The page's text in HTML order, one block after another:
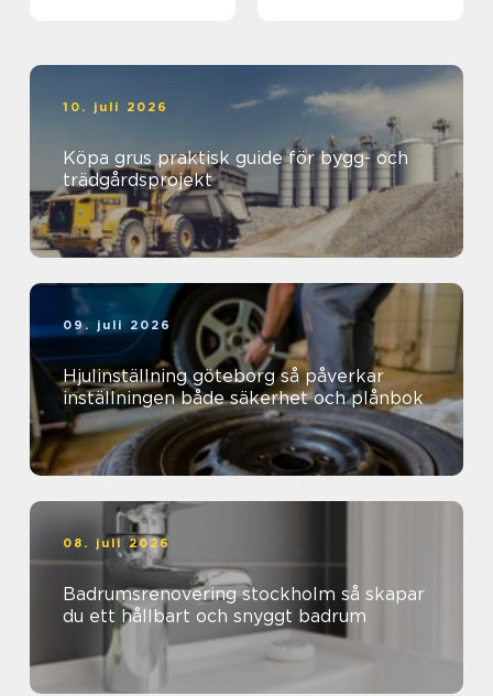
10. juli 2026
Köpa grus praktisk guide för bygg- och
trädgårdsprojekt
09. juli 2026
Hjulinställning göteborg så påverkar
inställningen både säkerhet och plånbok
08. juli 2026
Badrumsrenovering stockholm så skapar
du ett hållbart och snyggt badrum